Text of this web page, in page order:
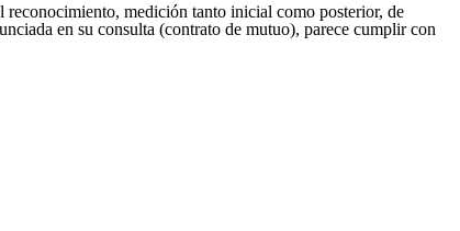
reconocimiento, medición tanto inicial como posterior, de
en su consulta (contrato de mutuo), parece cumplir con